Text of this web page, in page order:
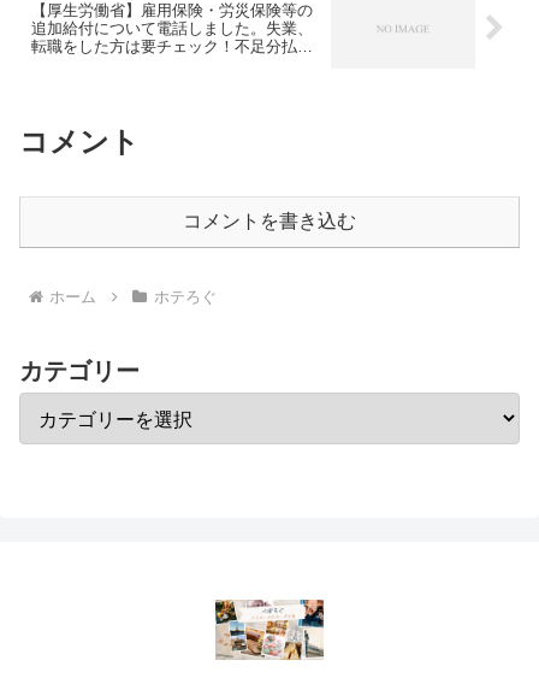
【厚生労働省】雇用保険・労災保険等の
追加給付について電話しました。失業、
転職をした方は要チェック！不足分払い
コメント
コメントを書き込む
ホーム ホテろぐ
カテゴリー